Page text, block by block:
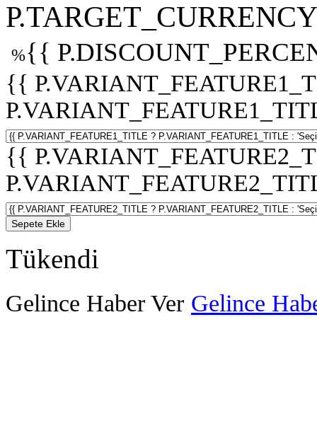
%{{
{{
{{
Sepete Ekle
Tükendi
Gelince Haber Ver Gelince